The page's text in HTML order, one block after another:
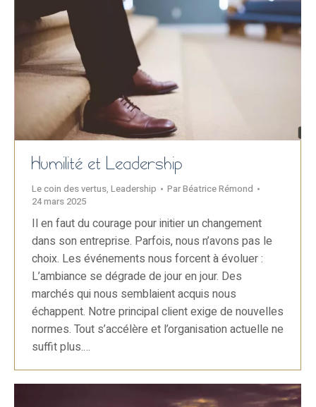
Humilité et Leadership
Le coin des vertus, Leadership ParBéatrice Rémond
24 mars 2025
Il en faut du courage pour initier un changement
dans son entreprise. Parfois, nous n’avons pas le
choix. Les événements nous forcent à évoluer :
L’ambiance se dégrade de jour en jour. Des
marchés qui nous semblaient acquis nous
échappent. Notre principal client exige de nouvelles
normes. Tout s’accélère et l’organisation actuelle ne
suffit plus.…